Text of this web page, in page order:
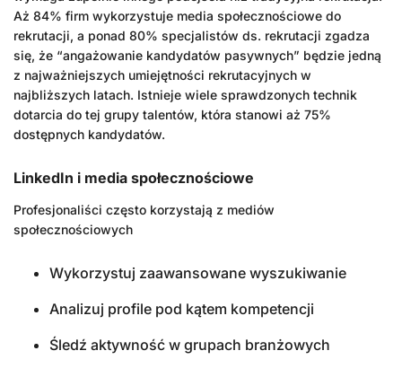
Aż 84% firm wykorzystuje media społecznościowe do
rekrutacji, a ponad 80% specjalistów ds. rekrutacji zgadza
się, że “angażowanie kandydatów pasywnych” będzie jedną
z najważniejszych umiejętności rekrutacyjnych w
najbliższych latach. Istnieje wiele sprawdzonych technik
dotarcia do tej grupy talentów, która stanowi aż 75%
dostępnych kandydatów.
LinkedIn i media społecznościowe
Profesjonaliści często korzystają z mediów
społecznościowych
Wykorzystuj zaawansowane wyszukiwanie
Analizuj profile pod kątem kompetencji
Śledź aktywność w grupach branżowych